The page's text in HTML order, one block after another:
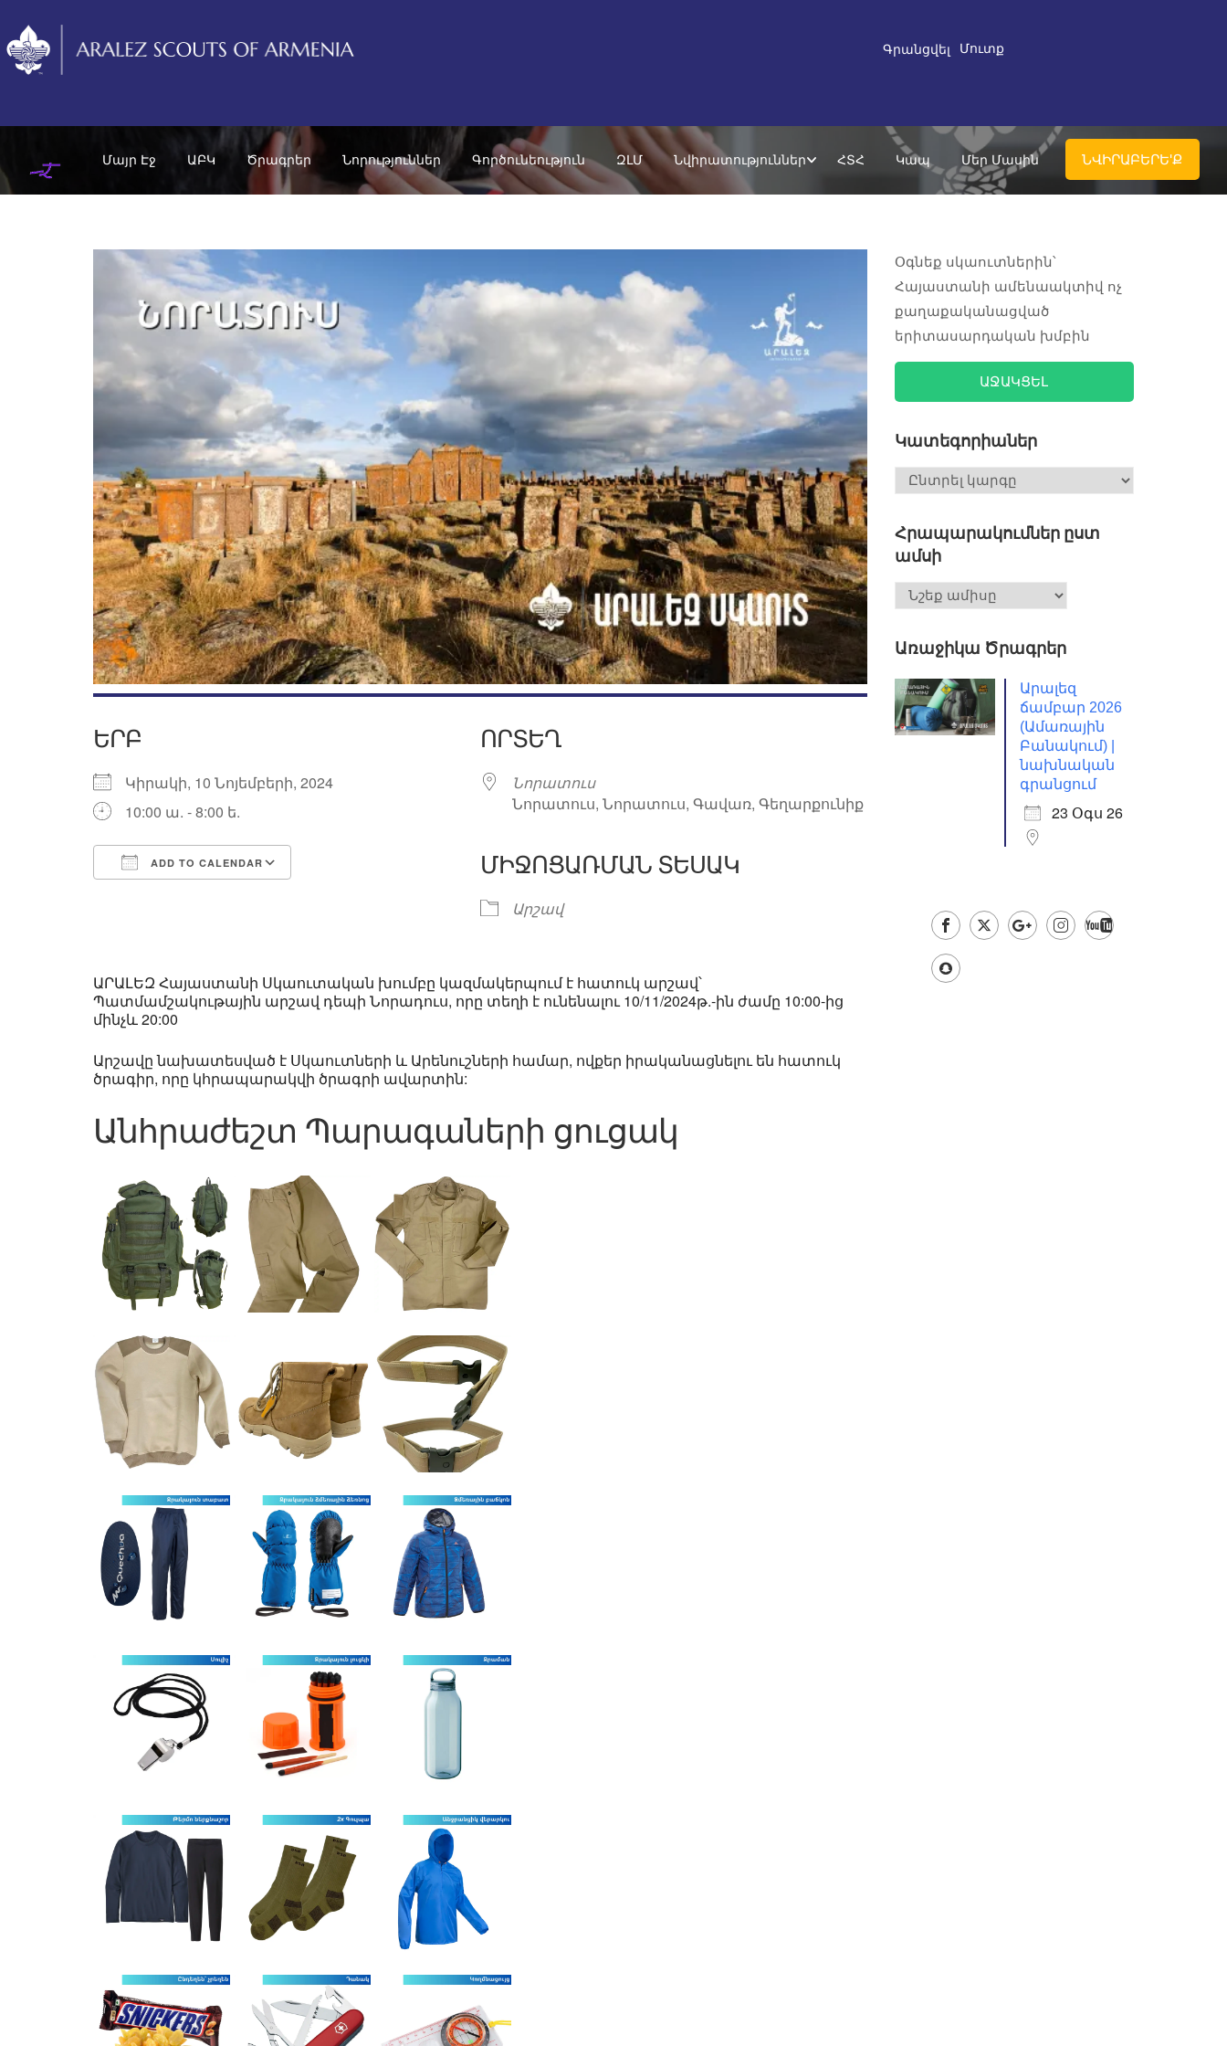
Գրանցվել Մուտք
Մայր Էջ ԱԲԿ Ծրագրեր Նորություններ Գործունեություն ԶԼՄ Նվիրատություններ ՀՏՀ Կապ Մեր Մասին ՆՎԻՐԱԲԵՐԵ'Ք
ԵՐԲ
Կիրակի, 10 Նոյեմբերի, 2024
10:00 ա. - 8:00 ե.
ADD TO CALENDAR
ՈՐՏԵՂ
Նորատուս
Նորատուս, Նորատուս, Գավառ, Գեղարքունիք
ՄԻՋՈՑԱՌՄԱՆ ՏԵՍԱԿ
Արշավ
ԱՐԱԼԵԶ Հայաստանի Սկաուտական խումբը կազմակերպում է հատուկ արշավ՝
Պատմամշակութային արշավ դեպի Նորադուս, որը տեղի է ունենալու 10/11/2024թ.-ին ժամը 10:00-ից
մինչև 20:00
Արշավը նախատեսված է Սկաուտների և Արենուշների համար, ովքեր իրականացնելու են հատուկ
ծրագիր, որը կհրապարակվի ծրագրի ավարտին:
Անհրաժեշտ Պարագաների ցուցակ
Օգնեք սկաուտներին՝
Հայաստանի ամենաակտիվ ոչ
քաղաքականացված
երիտասարդական խմբին
ԱՋԱԿՑԵԼ
Կատեգորիաներ
Հրապարակումներ ըստ
ամսի
Առաջիկա Ծրագրեր
Արալեզ
ճամբար 2026
(Ամառային
Բանակում) |
նախնական
գրանցում
23 Օգս 26